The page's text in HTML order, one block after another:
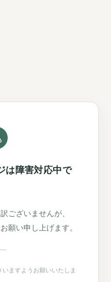
は障害対応中で
ございませんが、
願い申し上げます。
ますようお願いいたしま